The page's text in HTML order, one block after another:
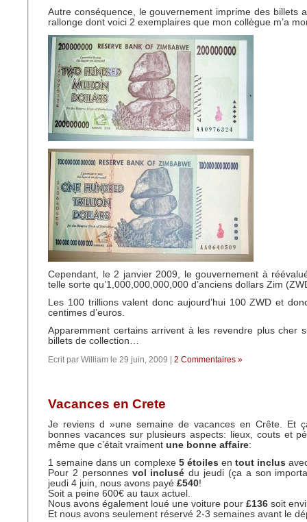
Autre conséquence, le gouvernement imprime des billets
rallonge dont voici 2 exemplaires que mon collègue m’a
Cependant, le 2 janvier 2009, le gouvernement à
telle sorte qu’1,000,000,000,000 d’anciens dollars Zim
Les 100 trillions valent donc aujourd’hui 100 ZWD et
centimes d’euros.
Apparemment certains arrivent à les revendre plus cher
billets de collection…
Ecrit par William le 29 juin, 2009 | 2 Commentaires »
Vacances en Crete
Je reviens d »une semaine de vacances en Crête. Et
bonnes vacances sur plusieurs aspects: lieux, couts et
même que c’était vraiment une bonne affaire:
1 semaine dans un complexe 5 étoiles entout inclus
Pour 2 personnes vol inclusé du jeudi (ça a son
jeudi 4 juin, nous avons payé £540!
Soit a peine 600€ au taux actuel.
Nous avons également loué une voiture pour £136 soit
Et nous avons seulement réservé 2-3 semaines avant le